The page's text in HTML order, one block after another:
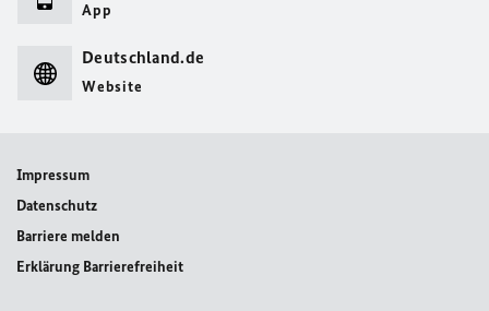
App
Deutschland.de
Website
Impressum
Datenschutz
Barriere melden
Erklärung Barrierefreiheit